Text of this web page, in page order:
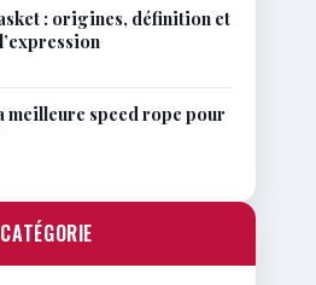
: origines, définition et
meilleure speed rope pour